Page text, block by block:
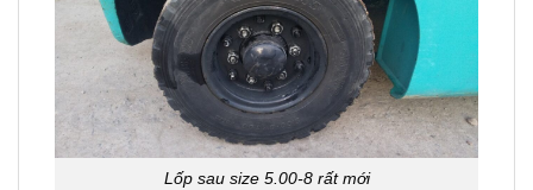
Lốp sau size 5.00-8 rất mới